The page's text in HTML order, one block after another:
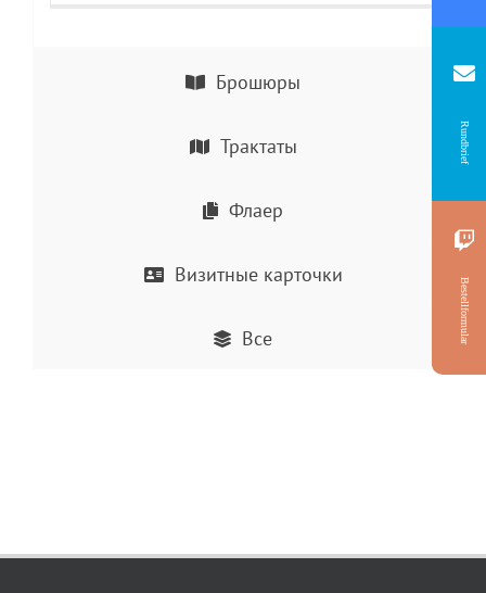
Брошюры
Трактаты
Флаер
Визитные карточки
Все
Rundbrief
Bestellformular